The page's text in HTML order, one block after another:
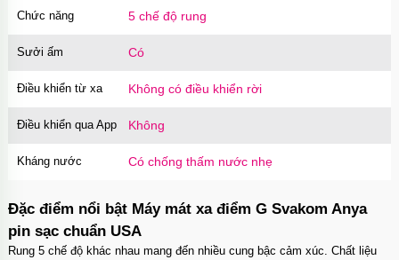
Chức năng 5 chế độ rung
Sưởi ấm Có
Điều khiển từ xa Không có điều khiển rời
Điều khiển qua App Không
Kháng nước Có chống thấm nước nhẹ
Đặc điểm nổi bật Máy mát xa điểm G Svakom Anya
pin sạc chuẩn USA
Rung 5 chế độ khác nhau mang đến nhiều cung bậc cảm xúc. Chất liệu